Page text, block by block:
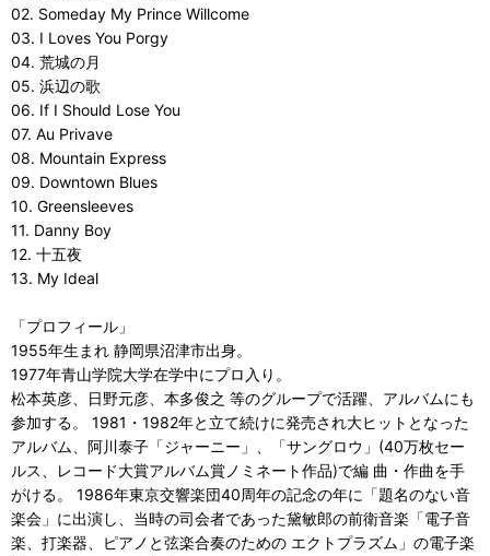
02. Someday My Prince Willcome
03. I Loves You Porgy
04. 荒城の月
05. 浜辺の歌
06. If I Should Lose You
07. Au Privave
08. Mountain Express
09. Downtown Blues
10. Greensleeves
11. Danny Boy
12. 十五夜
13. My Ideal
「プロフィール」
1955年生まれ 静岡県沼津市出身。
1977年青山学院大学在学中にプロ入り。
松本英彦、日野元彦、本多俊之 等のグループで活躍、アルバムにも
参加する。 1981・1982年と立て続けに発売され大ヒットとなった
アルバム、阿川泰子「ジャーニー」、「サングロウ」(40万枚セー
ルス、レコード大賞アルバム賞ノミネート作品)で編 曲・作曲を手
がける。 1986年東京交響楽団40周年の記念の年に「題名のない音
楽会」に出演し、当時の司会者であった黛敏郎の前衛音楽「電子音
楽、打楽器、ピアノと弦楽合奏のための エクトプラズム」の電子楽